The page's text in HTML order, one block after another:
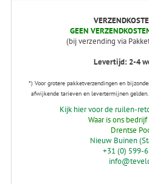
GEEN
(bij verzending via
Levertijd: 2-4
*) Voor grotere pakketverzendingen en
afwijkende tarieven en levertermijnen
Kijk hier voor de ruilen-
Waar is ons
Drentse
Nieuw Buinen
+31 (0) 599-